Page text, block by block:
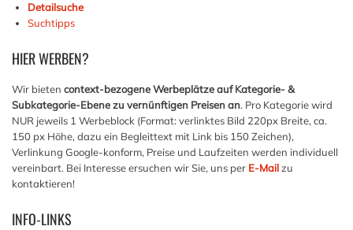
Detailsuche
Suchtipps
HIERWERBEN?
Wir bieten context-bezogene Werbeplätze auf Kategorie- &
Subkategorie-Ebene zu vernünftigen Preisen an. Pro Kategorie wird
NUR jeweils 1 Werbeblock (Format: verlinktes Bild 220px Breite, ca.
150 px Höhe, dazu ein Begleittext mit Link bis 150 Zeichen),
Verlinkung Google-konform, Preise und Laufzeiten werden individuell
vereinbart. Bei Interesse ersuchen wir Sie, uns per E-Mailzu
kontaktieren!
INFO-LINKS